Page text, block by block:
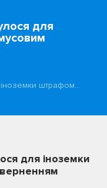
для
штрафом…
для іноземки